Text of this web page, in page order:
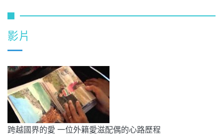
影片
跨越國界的愛 一位外籍愛滋配偶的心路歷程